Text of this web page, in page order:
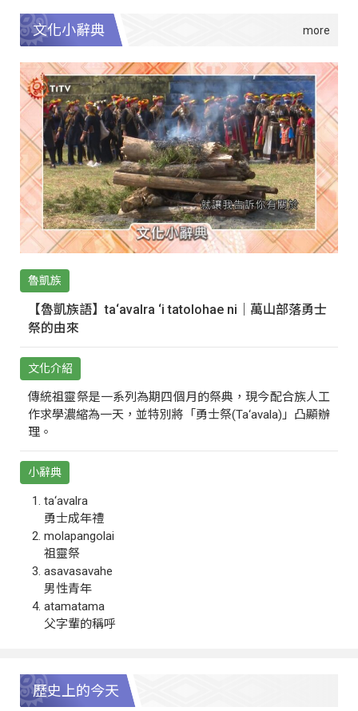
文化小辭典
魯凱族
【魯凱族語】ta‘avalra ‘i tatolohae ni｜萬山部落勇士
祭的由來
文化介紹
傳統祖靈祭是一系列為期四個月的祭典，現今配合族人工
作求學濃縮為一天，並特別將「勇士祭(Ta‘avala)」凸顯辦
理。
小辭典
ta‘avalra
勇士成年禮
molapangolai
祖靈祭
asavasavahe
男性青年
atamatama
父字輩的稱呼
歷史上的今天